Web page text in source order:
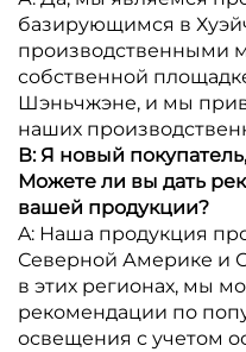
базирующимся в
производственными
собственной
Шэньчжэне, и мы
наших
В: Я новый
Можете ли вы дать
вашей продукции?
A: Наша продукция
Северной Америке и
в этих регионах, мы
рекомендации по
освещения с учетом